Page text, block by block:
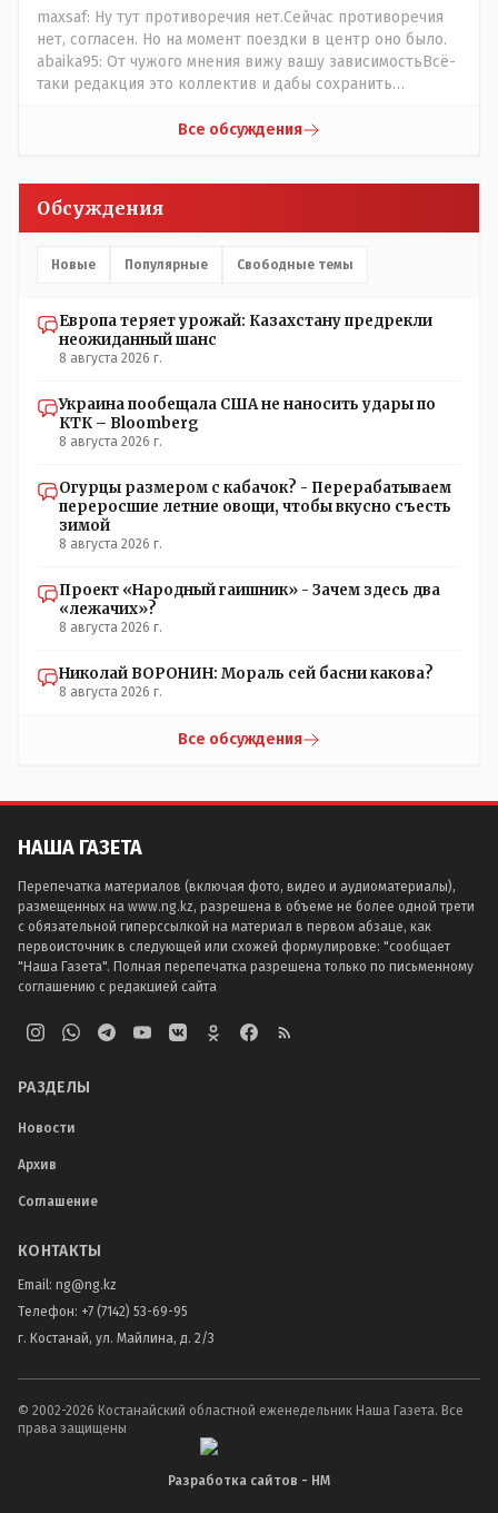
maxsaf: Ну тут противоречия нет.Сейчас противоречия
нет, согласен. Но на момент поездки в центр оно было.
abaika95: От чужого мнения вижу вашу зависимостьВсё-
таки редакция это коллектив и дабы сохранить
Общественному объединению на не корректность
факт. На мнение я ответил там же. В том же тоне
отвечать не намерен, но акценты расставил. А вот факт
называете зависимостью, то у меня другое
Все обсуждения
Обсуждения
Новые Популярные Свободные темы
Европа теряет урожай: Казахстану предрекли
неожиданный шанс
8 августа 2026 г.
Украина пообещала США не наносить удары по
КТК – Bloomberg
8 августа 2026 г.
Огурцы размером с кабачок? - Перерабатываем
переросшие летние овощи, чтобы вкусно съесть
зимой
8 августа 2026 г.
Проект «Народный гаишник» - Зачем здесь два
«лежачих»?
8 августа 2026 г.
Николай ВОРОНИН: Мораль сей басни какова?
8 августа 2026 г.
Все обсуждения
НАША ГАЗЕТА
Перепечатка материалов (включая фото, видео и аудиоматериалы),
размещенных на www.ng.kz, разрешена в объеме не более одной трети
с обязательной гиперссылкой на материал в первом абзаце, как
первоисточник в следующей или схожей формулировке: "сообщает
"Наша Газета". Полная перепечатка разрешена только по письменному
соглашению с редакцией сайта
РАЗДЕЛЫ
Новости
Архив
Соглашение
КОНТАКТЫ
Email: ng@ng.kz
Телефон: +7 (7142) 53-69-95
г. Костанай, ул. Майлина, д. 2/3
© 2002-2026 Костанайский областной еженедельник Наша Газета. Все
права защищены
Разработка сайтов - НМ